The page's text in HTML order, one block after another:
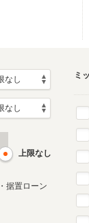
上限なし
据置ローン
ミ